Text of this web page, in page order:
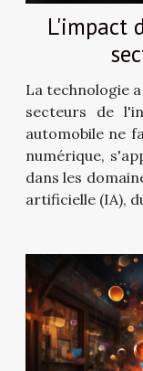
L'impact
La technologie
secteurs de
automobile ne
numérique,
dans les
artificielle (IA),